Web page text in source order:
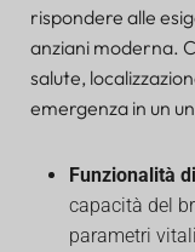
rispondere alle
anziani moderna.
salute,
emergenza in un
Funzionalità
capacità del
parametri